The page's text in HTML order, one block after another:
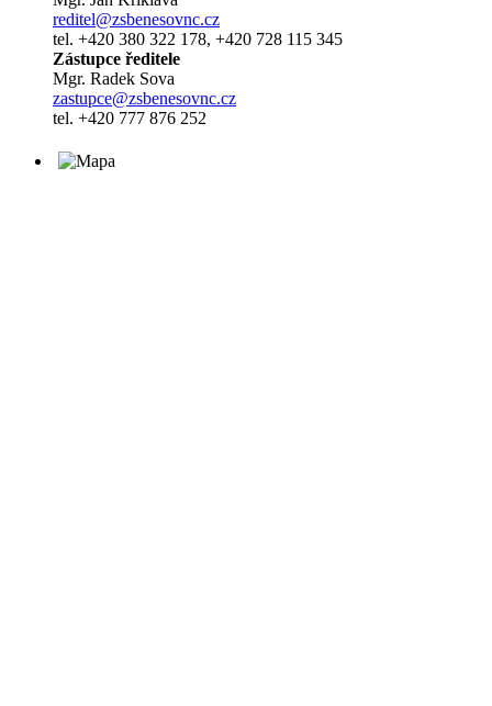
reditel@zsbenesovnc.cz
tel. +420 380 322 178, +420 728 115 345
Zástupce ředitele
Mgr. Radek Sova
zastupce@zsbenesovnc.cz
tel. +420 777 876 252